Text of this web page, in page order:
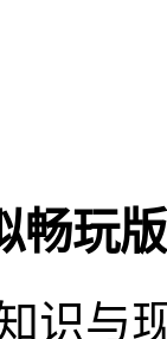
畅玩
识与